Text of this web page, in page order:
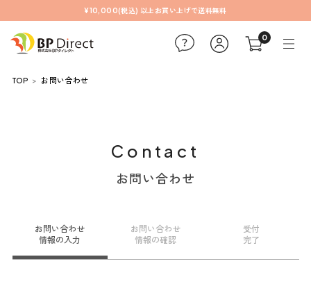
¥10,000(税込) 以上お買い上げで送料無料
0
TOP お問い合わせ
Contact
お問い合わせ
お問い合わせ
情報の入力
お問い合わせ
情報の確認
受付
完了